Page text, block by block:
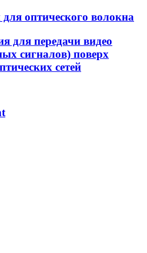
оптического волокна
для передачи видео
сигналов) поверх
сетей